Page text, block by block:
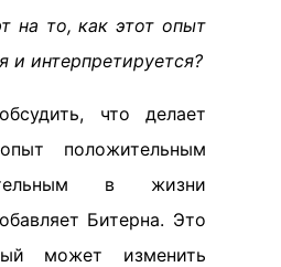
на то, как этот опыт
и интерпретируется?
что делает
положительным
в жизни
Битерна. Это
может изменить